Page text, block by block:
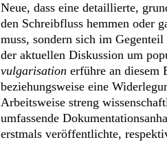
Neue, dass eine detaillierte,
den Schreibfluss hemmen oder
muss, sondern sich im
der aktuellen Diskussion um
vulgarisation erführe an diesem
beziehungsweise eine
Arbeitsweise streng
umfassende
erstmals veröffentlichte,